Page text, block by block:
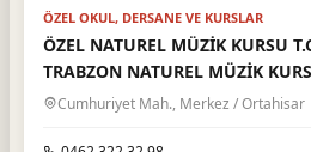
ÖZEL OKUL, DERSANE VE KURSLAR
ÖZEL NATUREL MÜZİK KURSU
TRABZON NATUREL MÜZİK
Cumhuriyet Mah., Merkez / Ortahisar